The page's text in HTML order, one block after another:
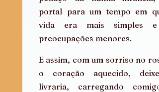
portal para um tempo em
vida era mais simples e
preocupações menores.
E assim, com um sorriso no
o coração aquecido,
livraria, carregando